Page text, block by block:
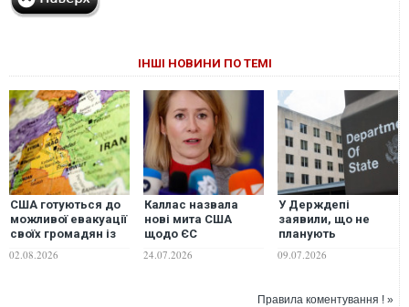
ІНШІ НОВИНИ ПО ТЕМІ
США готуються до
можливої ​​евакуації
своїх громадян із
02.08.2026
Каллас назвала
нові мита США
щодо ЄС
несподіванкою"
24.07.2026
У Держдепі
заявили, що не
планують
посольство США з
09.07.2026
Правила коментування ! »